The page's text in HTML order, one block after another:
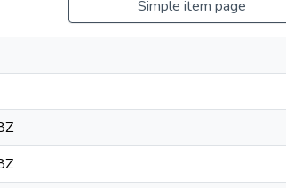
Simple item page